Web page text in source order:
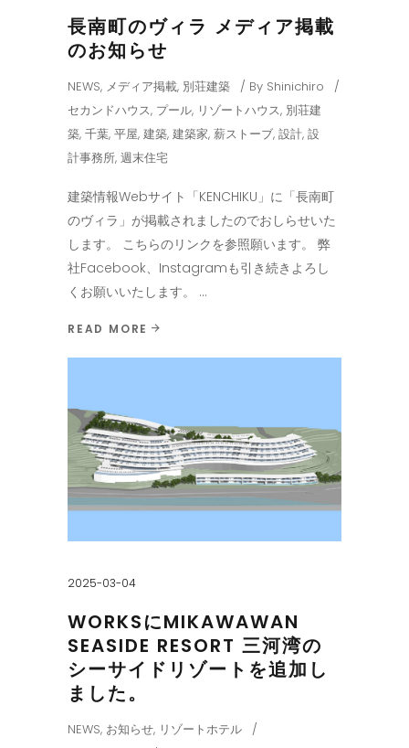
長南町のヴィラ メディア掲載
のお知らせ
NEWS, メディア掲載, 別荘建築 By Shinichiro
セカンドハウス, プール, リゾートハウス, 別荘建
築, 千葉, 平屋, 建築, 建築家, 薪ストーブ, 設計, 設
計事務所, 週末住宅
建築情報Webサイト「KENCHIKU」に「長南町
のヴィラ」が掲載されましたのでおしらせいた
します。 こちらのリンクを参照願います。 弊
社Facebook、Instagramも引き続きよろし
くお願いいたします。
READ MORE
2025-03-04
WORKSにMIKAWAWAN
SEASIDE RESORT 三河湾の
シーサイドリゾートを追加し
ました。
NEWS, お知らせ, リゾートホテル